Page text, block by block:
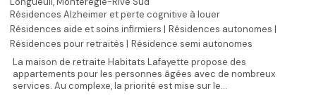
Résidences Alzheimer et perte cognitive à louer
Résidences aide et soins infirmiers | Résidences autonomes |
Résidences pour retraités | Résidence semi autonomes
La maison de retraite Habitats Lafayette propose des
appartements pour les personnes âgées avec de nombreux
services. Au complexe, la priorité est mise sur le...